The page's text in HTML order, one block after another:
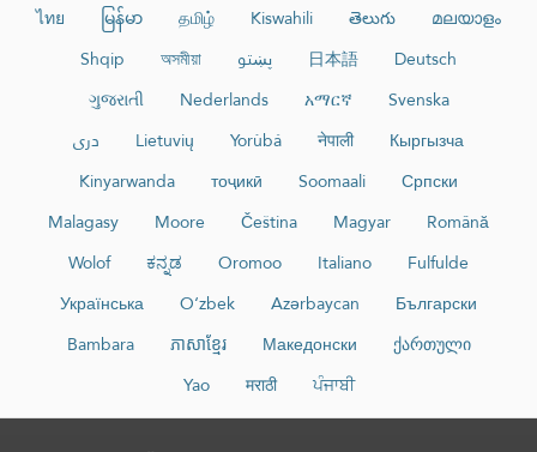
മലയാളം
తెలుగు
Kiswahili
தமிழ்
မြန်မာ
ไทย
Deutsch
日本語 پښتو অসমীয়া
Shqip
Svenska
አማርኛ
Nederlands
ગુજરાતી
Кыргызча
नेपाली
Yorùbá
Lietuvių
دری
Српски
Soomaali
тоҷикӣ
Kinyarwanda
Română
Magyar
Čeština
Moore
Malagasy
Fulfulde
Italiano
Oromoo
ಕನ್ನಡ
Wolof
Български
Azərbaycan
O‘zbek
Українська
ქართული
Македонски
ភាសាខ្មែរ
Bambara
ਪੰਜਾਬੀ
मराठी
Yao